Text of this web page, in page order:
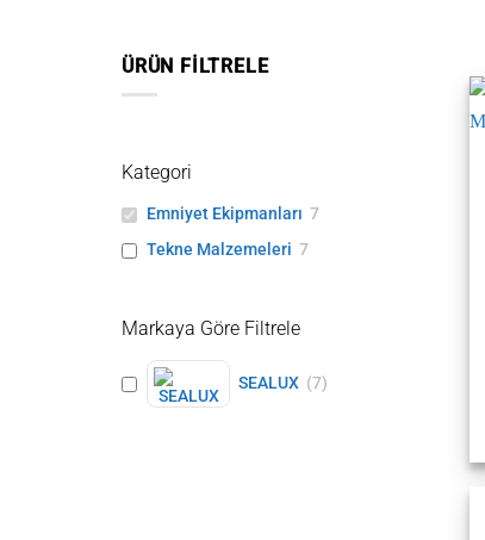
ÜRÜN FILTRELE
Kategori
Emniyet Ekipmanları 7
Tekne Malzemeleri 7
Markaya Göre Filtrele
SEALUX (7)